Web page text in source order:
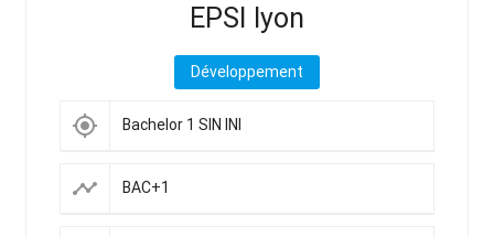
EPSI lyon
Développement
my_location Bachelor 1 SIN INI
timeline BAC+1